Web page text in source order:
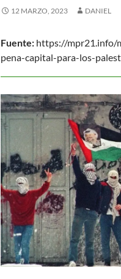
12 MARZO, 2023 DANIEL
Fuente: https://mpr21.info/
pena-capital-
11 de